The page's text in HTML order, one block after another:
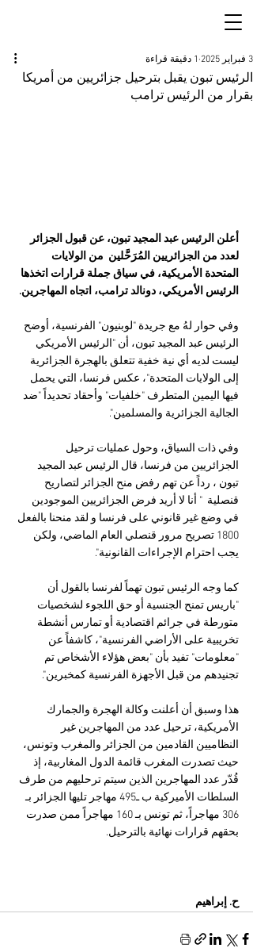
الرئيس تبون يقبل بترحيل جزائريين من أمريكا
بقرار من الرئيس ترامب
3 فبراير 2025 1 دقيقة قراءة
أعلن الرئيس عبد المجيد تبون، عن قبول الجزائر
لعدد من الجزائريين المُرَحَّلين  من الولايات
المتحدة الأمريكية، في سياق جملة قرارات اتخذها
الرئيس الأمريكي، دونالد ترامب، اتجاه المهاجرين.
وفي حوار لهُ مع جريدة "لوبنيون" الفرنسية، أوضح
الرئيس عبد المجيد تبون، أن "الرئيس الأمريكي
ليست لديه أي نية خفية تتعلق بالهجرة الجزائرية
إلى الولايات المتحدة"، عكس فرنسا، التي يحمل
فيها اليمين المتطرف "خلفيات" وأحقاد تحديداً "ضد
الجالية الجزائرية والمسلمين".
وفي ذات السياق، وحول عمليات ترحيل
الجزائريين من فرنسا، قال الرئيس عبد المجيد
تبون ، رداً عن تهم رفض منح الجزائر لتصاريح
قنصلية  " أنا لا أريد فرض الجزائريين الموجودين
في وضع غير قانوني على فرنسا و لقد منحنا بالفعل
1800 تصريح مرور قنصلي العام الماضي، ولكن
يجب احترام الإجراءات القانونية".
كما وجه الرئيس تبون تهماً لفرنسا بالقول أن
"باريس تمنح الجنسية أو حق اللجوء لشخصيات
متورطة في جرائم اقتصادية أو تمارس أنشطة
تخريبية على الأراضي الفرنسية"، كاشفاً عن
"معلومات" تفيد بأن "بعض هؤلاء الأشخاص تم
تجنيدهم من قبل الأجهزة الفرنسية كمخبرين".
هذا وسبق أن أعلنت وكالة الهجرة والجمارك
الأمريكية، ترحيل عدد من المهاجرين غير
النظاميين القادمين من الجزائر والمغرب وتونس،
حيث تصدرت المغرب قائمة الدول المغاربية، إذ
قُدّر عدد المهاجرين الذين سيتم ترحليهم من طرف
السلطات الأميركية ب ـ495 مهاجر تليها الجزائر بـ
306 مهاجراً، ثم تونس بـ 160 مهاجراً ممن صدرت
بحقهم قرارات نهائية بالترحيل.
ح. إبراهيم